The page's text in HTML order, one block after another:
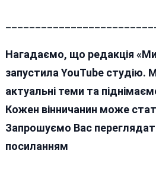
Нагадаємо, що редакція «Ми
запустила YouTube студію.
актуальні теми та
Кожен вінничанин може
Запрошуємо Вас
посиланням